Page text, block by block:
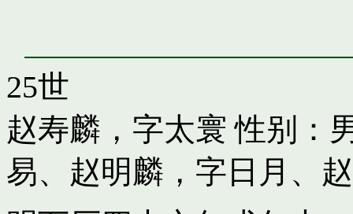
25世
赵寿麟，字太寰 性别：
易、 赵明麟，字日月 、